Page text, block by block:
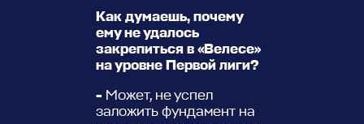
Как думаешь, почему
ему не удалось
закрепиться в «Велесе»
на уровне Первой лиги?
- Может, не успел
заложить фундамент на